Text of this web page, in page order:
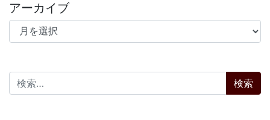
アーカイブ
アーカイブ
検索: